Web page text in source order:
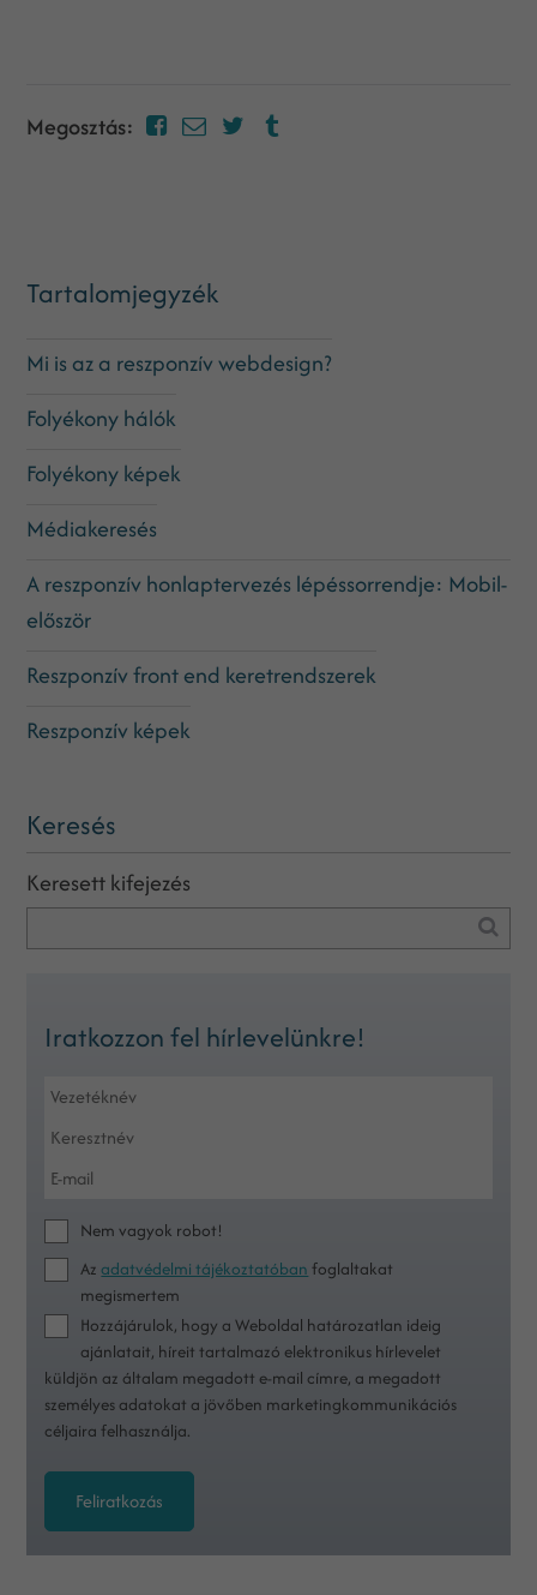
Megosztás:
Tartalomjegyzék
Mi is az a reszponzív webdesign?
Folyékony hálók
Folyékony képek
Médiakeresés
A reszponzív honlaptervezés lépéssorrendje: Mobil-
először
Reszponzív front end keretrendszerek
Reszponzív képek
Keresés
Keresett kifejezés
Iratkozzon fel hírlevelünkre!
Nem vagyok robot!
Azadatvédelmi tájékoztatóban foglaltakat
megismertem
Hozzájárulok, hogy a Weboldal határozatlan ideig
ajánlatait, híreit tartalmazó elektronikus hírlevelet
küldjön az általam megadott e-mail címre, a megadott
személyes adatokat a jövőben marketingkommunikációs
céljaira felhasználja.
Feliratkozás